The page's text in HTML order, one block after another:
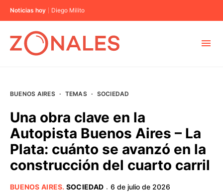
Noticias hoy Diego Milito
BUENOS AIRES
PROVINCIAS
BUENOS AIRES · TEMAS · SOCIEDAD
Una obra clave en la
Autopista Buenos Aires – La
Plata: cuánto se avanzó en la
construcción del cuarto carril
BUENOS AIRES. SOCIEDAD · 6 de julio de 2026